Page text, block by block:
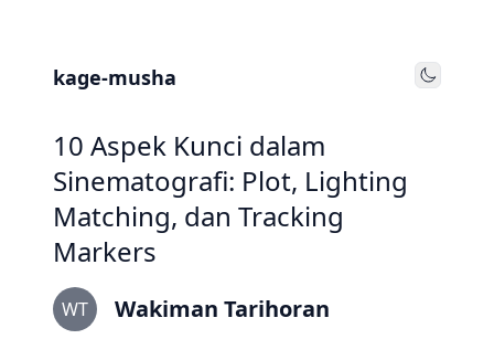
kage-musha Toggle
10 Aspek Kunci dalam
Sinematografi: Plot, Lighting
Matching, dan Tracking
Markers
WT Wakiman Tarihoran